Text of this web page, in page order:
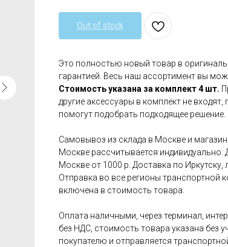
Out of stock
Это полностью новый товар в
гарантией. Весь наш ассортимент вы
Стоимость указана за комплект 4 шт.
другие аксессуары в комплект не
помогут подобрать подходящее решение.
Самовывоз из склада в Москве и
Москве рассчитывается
Москве от 1000 р. Доставка по
Отправка во все регионы транспортной
включена в стоимость товара.
Оплата наличными, через терминал,
без НДС, стоимость товара указана без
покупателю и отправляется